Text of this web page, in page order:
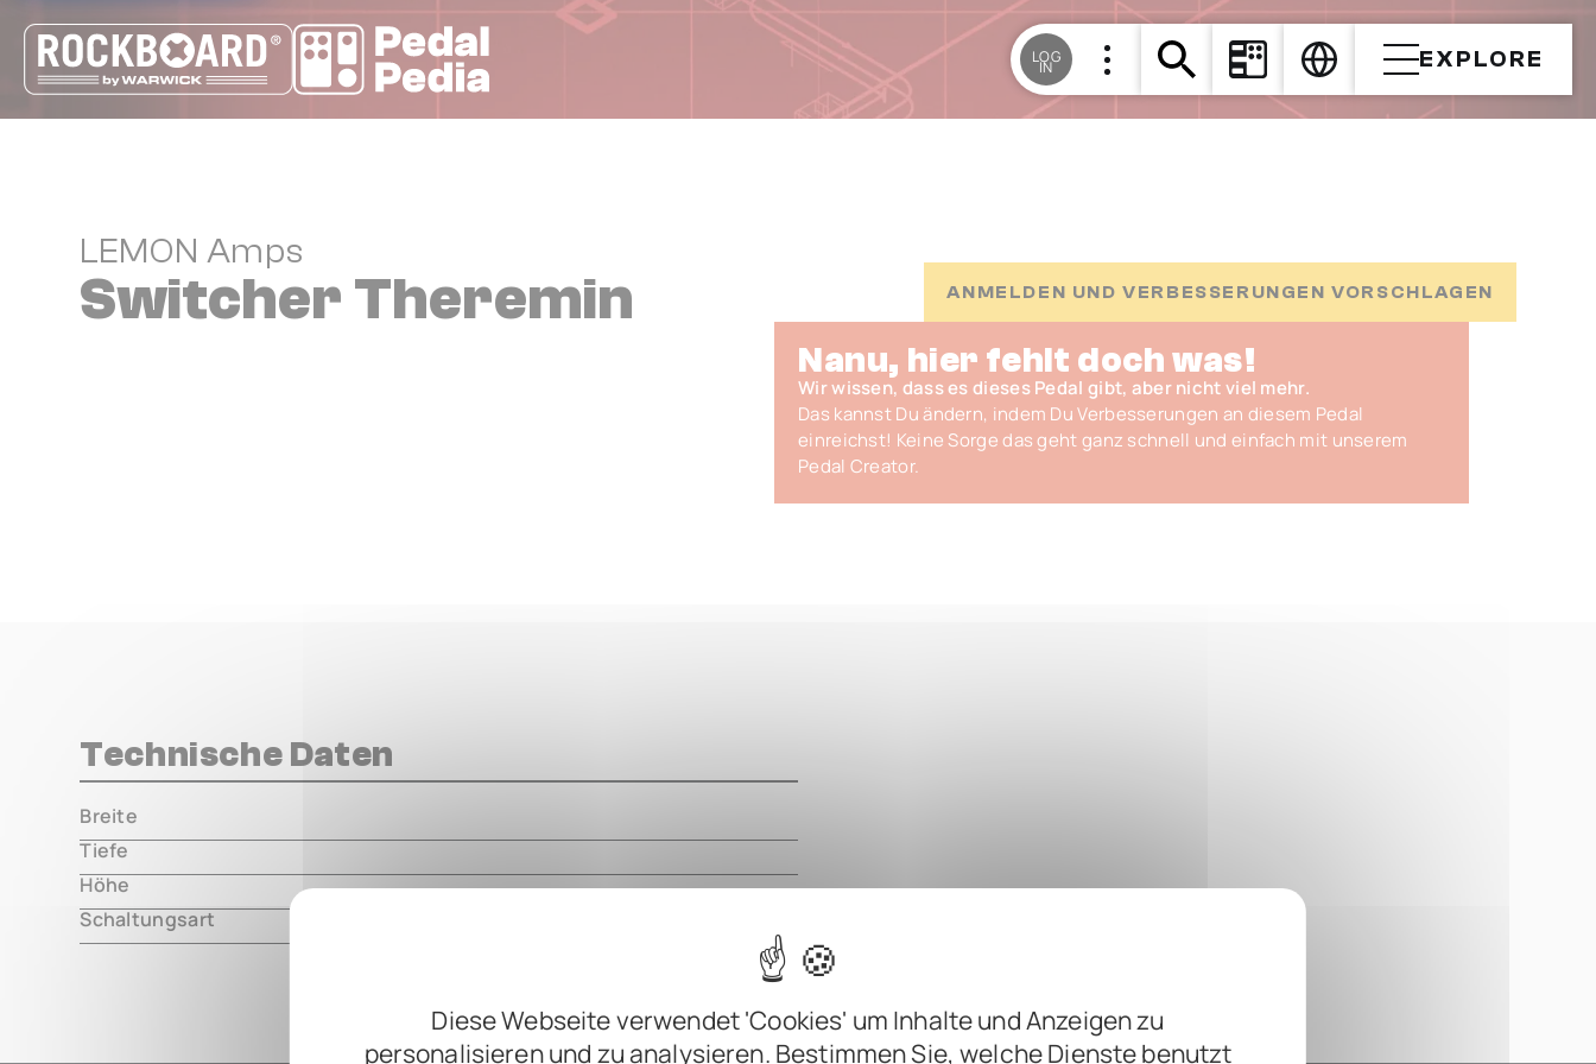
Diese Webseite verwendet 'Cookies' um Inhalte und Anzeigen zu
personalisieren und zu analysieren. Bestimmen Sie, welche Dienste benutzt
LOG
IN EXPLORE
LEMON Amps
Switcher Theremin ANMELDEN UND VERBESSERUNGEN VORSCHLAGEN
Nanu, hier fehlt doch was!
Wir wissen, dass es dieses Pedal gibt, aber nicht viel mehr.
Das kannst Du ändern, indem Du Verbesserungen an diesem Pedal
einreichst! Keine Sorge das geht ganz schnell und einfach mit unserem
Pedal Creator.
Technische Daten
Breite
Tiefe
Höhe
000.00 mm
Schaltungsart